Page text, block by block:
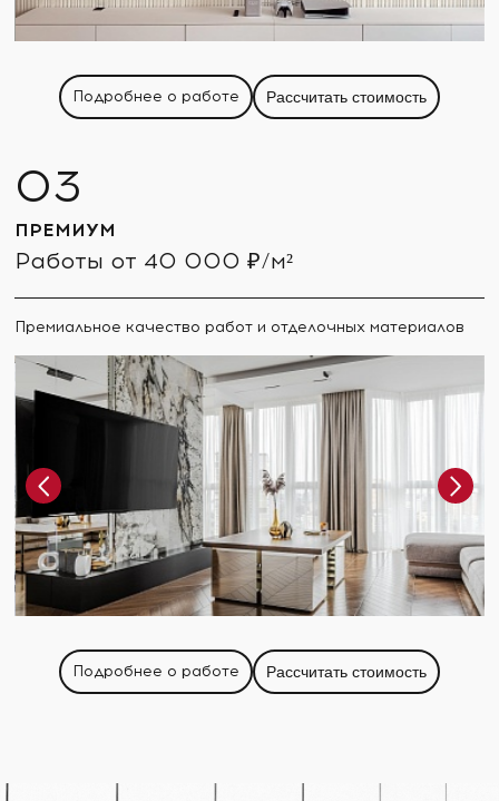
Подробнее о работе Рассчитать стоимость
ПРЕМИУМ
Работы от 40 000 ₽/м²
Премиальное качество работ и отделочных материалов
Подробнее о работе Рассчитать стоимость